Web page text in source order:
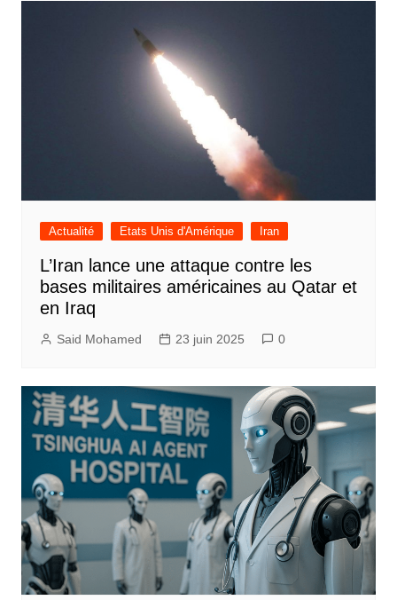
Actualité Etats Unis d'Amérique Iran
L’Iran lance une attaque contre les
bases militaires américaines au Qatar et
en Iraq
Said Mohamed 23 juin 2025 0